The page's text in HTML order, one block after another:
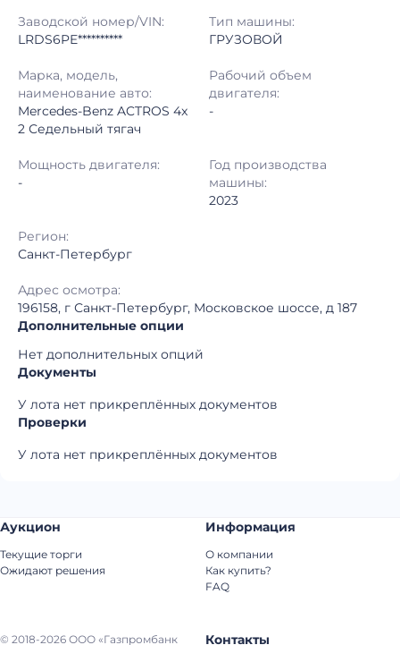
Тип аукциона: Открытые торги
Шаг торгов: 50 000 ₽
Кол-во ставок:
Регион: Санкт-Петербург
Заводской номер/VIN:
LRDS6PE**********
Тип машины:
ГРУЗОВОЙ
Марка, модель,
наименование авто:
Mercedes-Benz ACTROS 4x
2 Седельный тягач
Рабочий объем
двигателя:
-
Мощность двигателя:
-
Год производства
машины:
2023
Регион:
Санкт-Петербург
Адрес осмотра:
196158, г Санкт-Петербург, Московское шоссе, д 187
Дополнительные опции
Нет дополнительных опций
Документы
У лота нет прикреплённых документов
Проверки
У лота нет прикреплённых документов
© 2018-2026 ООО «Газпромбанк
Аукцион
Текущие торги
Ожидают решения
Информация
О компании
Как купить?
FAQ
Контакты